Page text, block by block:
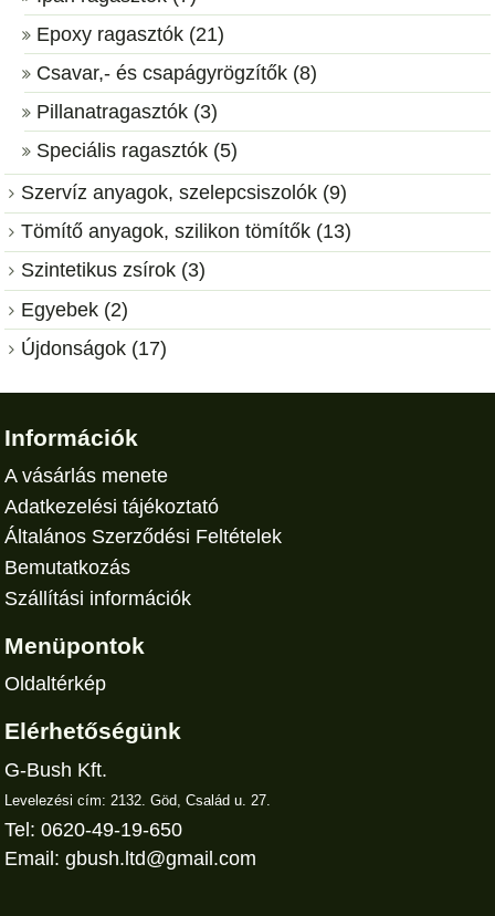
Epoxy ragasztók (21)
Csavar,- és csapágyrögzítők (8)
Pillanatragasztók (3)
Speciális ragasztók (5)
Szervíz anyagok, szelepcsiszolók (9)
Tömítő anyagok, szilikon tömítők (13)
Szintetikus zsírok (3)
Egyebek (2)
Újdonságok (17)
Információk
A vásárlás menete
Adatkezelési tájékoztató
Általános Szerződési Feltételek
Bemutatkozás
Szállítási információk
Menüpontok
Oldaltérkép
Elérhetőségünk
G-Bush Kft.
Levelezési cím: 2132. Göd, Család u. 27.
Tel: 0620-49-19-650
Email:gbush.ltd@gmail.com